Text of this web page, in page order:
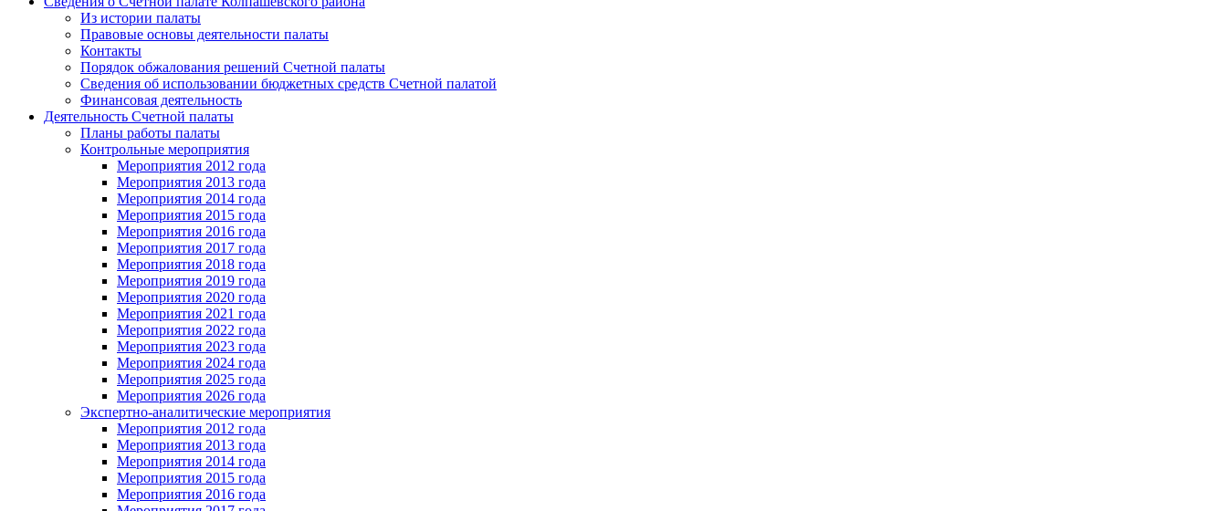
Из истории палаты
Правовые основы деятельности палаты
Контакты
Порядок обжалования решений Счетной палаты
Сведения об использовании бюджетных средств Счетной палатой
Финансовая деятельность
Деятельность Счетной палаты
Планы работы палаты
Контрольные мероприятия
Мероприятия 2012 года
Мероприятия 2013 года
Мероприятия 2014 года
Мероприятия 2015 года
Мероприятия 2016 года
Мероприятия 2017 года
Мероприятия 2018 года
Мероприятия 2019 года
Мероприятия 2020 года
Мероприятия 2021 года
Мероприятия 2022 года
Мероприятия 2023 года
Мероприятия 2024 года
Мероприятия 2025 года
Мероприятия 2026 года
Экспертно-аналитические мероприятия
Мероприятия 2012 года
Мероприятия 2013 года
Мероприятия 2014 года
Мероприятия 2015 года
Мероприятия 2016 года